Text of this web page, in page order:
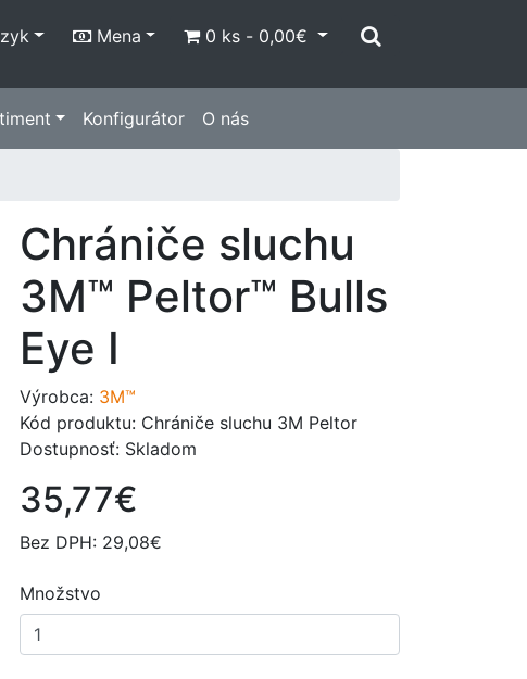
Mena 0 ks - 0,00€
Konfigurátor O nás
Chrániče sluchu
3M™ Peltor™ Bulls
Eye I
Výrobca: 3M™
Kód produktu: Chrániče sluchu 3M Peltor
Dostupnosť: Skladom
35,77€
Bez DPH: 29,08€
Množstvo